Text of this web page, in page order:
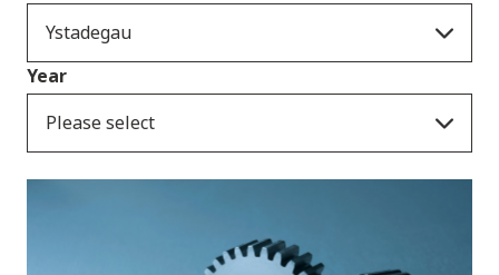
Ystadegau
Year
Please select